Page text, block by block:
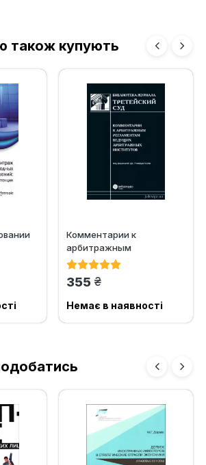
також купують
Комментарии к
арбитражным
регламентам ведущих
арбитражных институтов
355 грн.
Немає в наявності